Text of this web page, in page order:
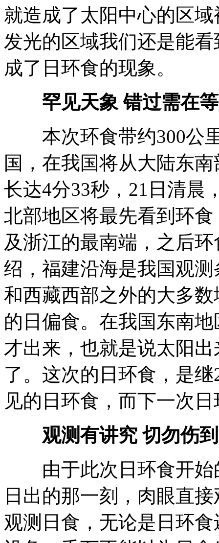
就造成了太阳中心的区
发光的区域我们还是能
成了日环食的现象。
罕见天象 错过需在等
本次环食带约300公里
国，在我国将从大陆东
长达4分33秒，21日清晨
北部地区将最先看到环
及浙江的最南端，之后
绍，福建沿海是我国观
和西藏西部之外的大多
的日偏食。在我国东南
才出来，也就是说太阳
了。这次的日环食，是
见的日环食，而下一次
观测有讲究 切勿伤
由于此次日环食开始
日出的那一刻，肉眼直
观测日食，无论是日环